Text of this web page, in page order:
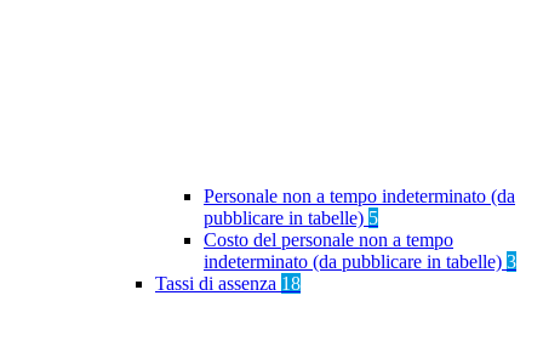
Personale non a tempo indeterminato (da
pubblicare in tabelle) 5
Costo del personale non a tempo
indeterminato (da pubblicare in tabelle) 3
Tassi di assenza 18